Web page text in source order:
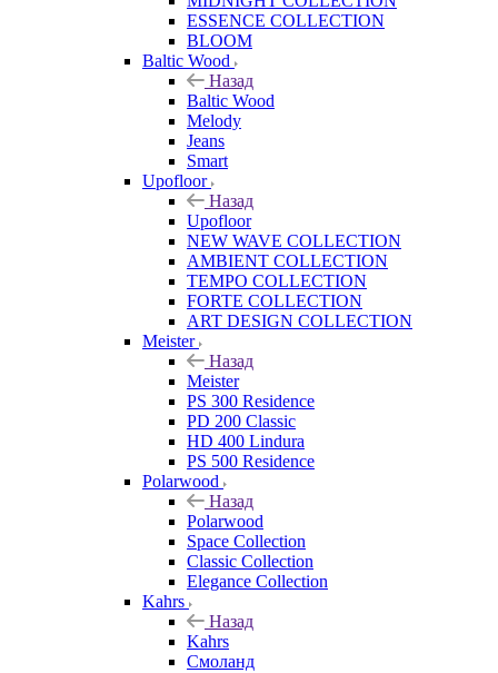
ESSENCE COLLECTION
BLOOM
Baltic Wood
Назад
Baltic Wood
Melody
Jeans
Smart
Upofloor
Назад
Upofloor
NEW WAVE COLLECTION
AMBIENT COLLECTION
TEMPO COLLECTION
FORTE COLLECTION
ART DESIGN COLLECTION
Meister
Назад
Meister
PS 300 Residence
PD 200 Classic
HD 400 Lindura
PS 500 Residence
Polarwood
Назад
Polarwood
Space Collection
Classic Collection
Elegance Collection
Kahrs
Назад
Kahrs
Смоланд